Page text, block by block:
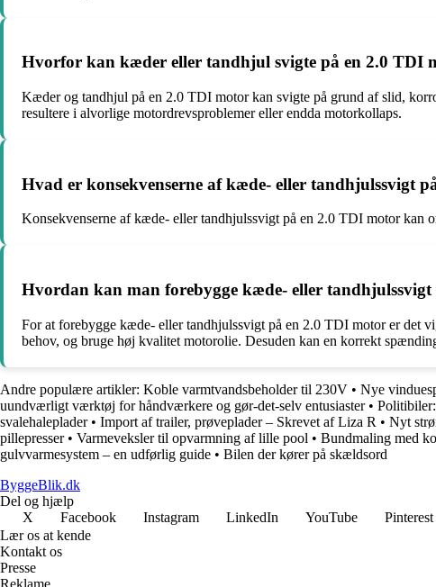
Hvorfor kan kæder eller tandhjul svigte på en 2.0 TDI
Kæder og tandhjul på en 2.0 TDI motor kan svigte på grund af slid,
resultere i alvorlige motordrevsproblemer eller endda motorkollaps.
Hvad er konsekvenserne af kæde- eller tandhjulssvigt
Konsekvenserne af kæde- eller tandhjulssvigt på en 2.0 TDI motor kan
Hvordan kan man forebygge kæde- eller
For at forebygge kæde- eller tandhjulssvigt på en 2.0 TDI motor er det
behov, og bruge høj kvalitet motorolie. Desuden kan en korrekt
Andre populære artikler: Koble varmtvandsbeholder til 230V • Nye
uundværligt værktøj for håndværkere og gør-det-selv entusiaster•
svalehaleplader• Import af trailer, prøveplader – Skrevet af Liza R • Nyt
pillepresser• Varmeveksler til opvarmning af lille pool • Bundmaling med
gulvvarmesystem – en udførlig guide • Bilen der kører på skældsord
ByggeBlik.dk
Del og hjælp
X
Facebook Instagram LinkedIn YouTube Pinterest
Lær os at kende
Kontakt os
Presse
Reklame